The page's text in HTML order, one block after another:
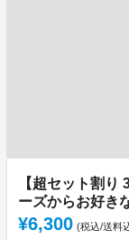
【超セット割り
ーズからお好き
¥6,300 (税込/送料